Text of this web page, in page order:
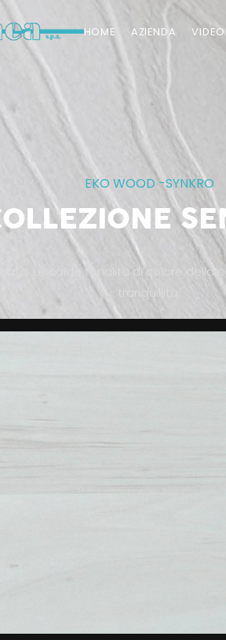
HOME AZIENDA VIDEO
EKO WOOD-SYNKRO
Le calde tonalità di colore della
tranquillità.